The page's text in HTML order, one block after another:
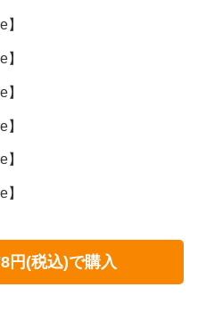
】
】
】
】
】
】
円(税込)で購入